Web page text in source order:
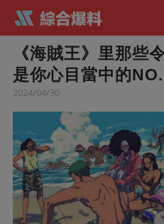
《海賊王》里那些
是你心目當中的
2024/04/30